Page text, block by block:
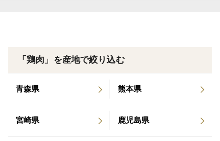
◆こだわりポイント①鶏の菌活？いや、発酵活⁉◆
でいます。
鶏も人と同様、腸内環境を整えることがとってもとって
「鶏肉」を産地で絞り込む
青森県 熊本県
宮崎県 鹿児島県